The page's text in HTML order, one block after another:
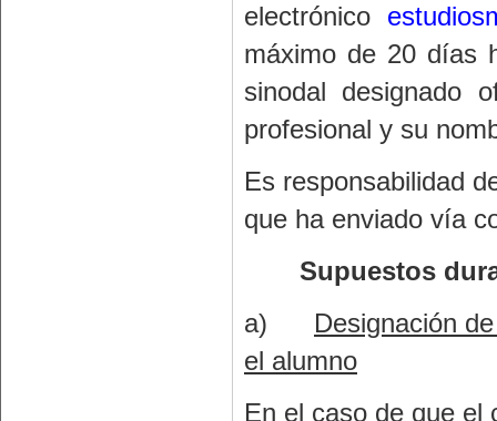
electrónico
máximo de 20 días
sinodal designado
profesional y su
Es responsabilidad
que ha enviado vía
Supuestos
a) Designación
el alumno
En el caso de que el